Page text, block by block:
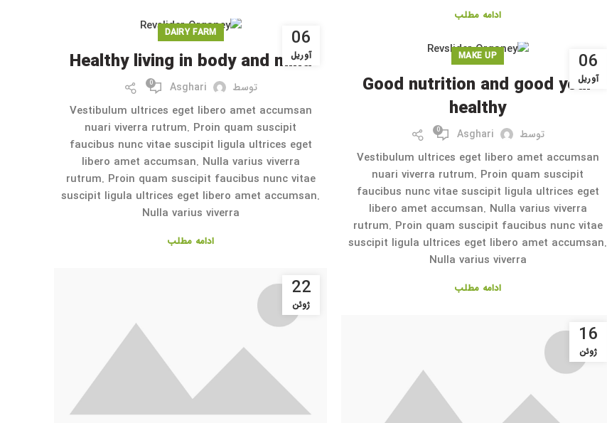
ادامه مطلب
06
آوریل
DAIRY FARM
Healthy living in body and mind
توسط Asghari
0
Vestibulum ultrices eget libero amet accumsan
nuari viverra rutrum. Proin quam suscipit
faucibus nunc vitae suscipit ligula ultrices eget
libero amet accumsan. Nulla varius viverra
rutrum. Proin quam suscipit faucibus nunc vitae
suscipit ligula ultrices eget libero amet accumsan.
Nulla varius viverra
ادامه مطلب
06
آوریل
MAKE UP
Good nutrition and good your
healthy
توسط Asghari
0
Vestibulum ultrices eget libero amet accumsan
nuari viverra rutrum. Proin quam suscipit
faucibus nunc vitae suscipit ligula ultrices eget
libero amet accumsan. Nulla varius viverra
rutrum. Proin quam suscipit faucibus nunc vitae
suscipit ligula ultrices eget libero amet accumsan.
Nulla varius viverra
ادامه مطلب 22
ژوئن
16
ژوئن